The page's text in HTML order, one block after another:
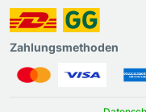
Zahlungsmethoden